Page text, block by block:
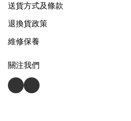
送貨方式及條款
退換貨政策
維修保養
關注我們